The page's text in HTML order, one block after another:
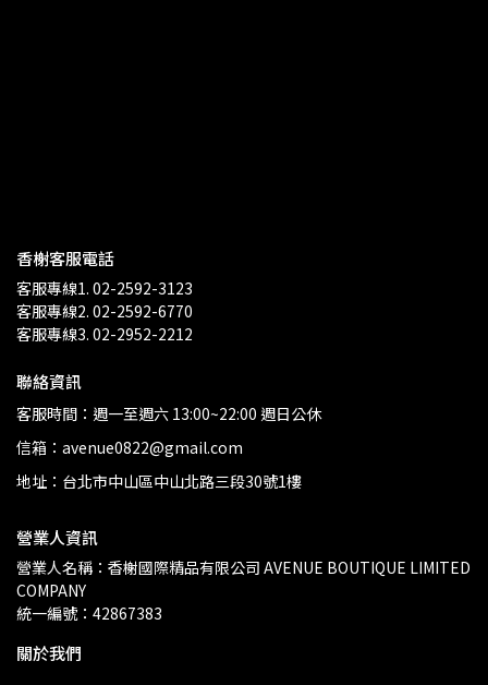
香榭客服電話
客服專線1. 02-2592-3123
客服專線2. 02-2592-6770
客服專線3. 02-2952-2212
聯絡資訊
客服時間：週一至週六 13:00~22:00 週日公休
信箱：avenue0822@gmail.com
地址：台北市中山區中山北路三段30號1樓
營業人資訊
營業人名稱：香榭國際精品有限公司 AVENUE BOUTIQUE LIMITED
COMPANY
統一編號：42867383
關於我們